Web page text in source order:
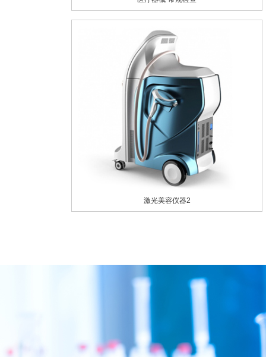
激光美容仪器2